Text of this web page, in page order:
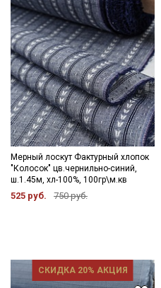
Мерный лоскут Фактурный хлопок
"Колосок" цв.чернильно-синий,
ш.1.45м, хл-100%, 100гр\м.кв
525 руб. 750 руб.
СКИДКА 20% АКЦИЯ